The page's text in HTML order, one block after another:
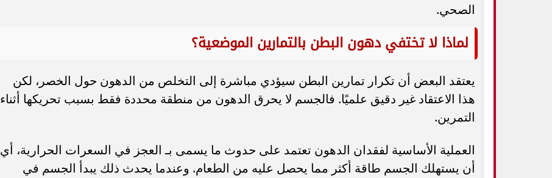
الصحي.
لماذا لا تختفي دهون البطن بالتمارين الموضعية؟
يعتقد البعض أن تكرار تمارين البطن سيؤدي مباشرة إلى التخلص من الدهون حول الخصر، لكن
هذا الاعتقاد غير دقيق علميًا. فالجسم لا يحرق الدهون من منطقة محددة فقط بسبب تحريكها أثناء
التمرين.
العملية الأساسية لفقدان الدهون تعتمد على حدوث ما يسمى بـ العجز في السعرات الحرارية، أي
أن يستهلك الجسم طاقة أكثر مما يحصل عليه من الطعام. وعندما يحدث ذلك يبدأ الجسم في